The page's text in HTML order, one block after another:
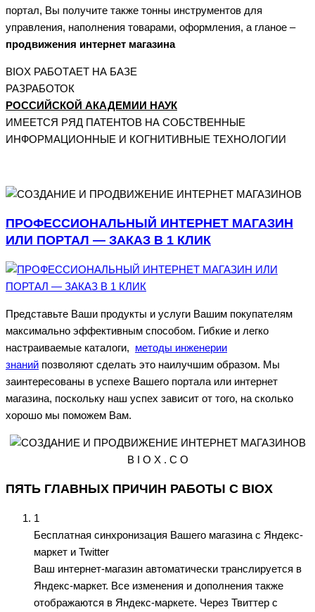
портал, Вы получите также тонны инструментов для
управления, наполнения товарами, оформления, а гланое –
продвижения интернет магазина
BIOX РАБОТАЕТ НА БАЗЕ
РАЗРАБОТОК
РОССИЙСКОЙ АКАДЕМИИ НАУК
ИМЕЕТСЯ РЯД ПАТЕНТОВ НА СОБСТВЕННЫЕ
ИНФОРМАЦИОННЫЕ И КОГНИТИВНЫЕ ТЕХНОЛОГИИ
ПРОФЕССИОНАЛЬНЫЙ ИНТЕРНЕТ МАГАЗИН
ИЛИ ПОРТАЛ — ЗАКАЗ В 1 КЛИК
Представьте Ваши продукты и услуги Вашим покупателям
максимально эффективным способом. Гибкие и легко
настраиваемые каталоги, методы инженерии
знаний позволяют сделать это наилучшим образом. Мы
заинтересованы в успехе Вашего портала или интернет
магазина, поскольку наш успех зависит от того, на сколько
хорошо мы поможем Вам.
B I O X . C O
ПЯТЬ ГЛАВНЫХ ПРИЧИН РАБОТЫ С BIOX
1
Бесплатная синхронизация Вашего магазина с Яндекс-
маркет и Twitter
Ваш интернет-магазин автоматически транслируется в
Яндекс-маркет. Все изменения и дополнения также
отображаются в Яндекс-маркете. Через Твиттер с